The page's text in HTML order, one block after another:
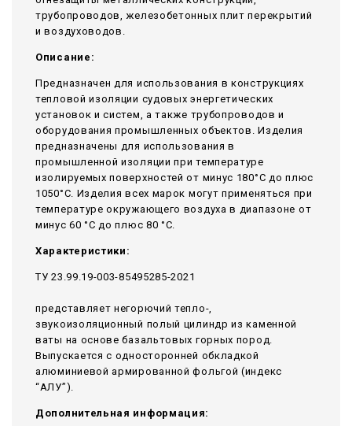
трубопроводов, железобетонных плит перекрытий
и воздуховодов.
Описание:
Предназначен для использования в конструкциях
тепловой изоляции судовых энергетических
установок и систем, а также трубопроводов и
оборудования промышленных объектов. Изделия
предназначены для использования в
промышленной изоляции при температуре
изолируемых поверхностей от минус 180°С до плюс
1050°С. Изделия всех марок могут применяться при
температуре окружающего воздуха в диапазоне от
минус 60 °С до плюс 80 °С.
Характеристики:
ТУ 23.99.19-003-85495285-2021
представляет негорючий тепло-,
звукоизоляционный полый цилиндр из каменной
ваты на основе базальтовых горных пород.
Выпускается с односторонней обкладкой
алюминиевой армированной фольгой (индекс
“АЛУ”).
Дополнительная информация: